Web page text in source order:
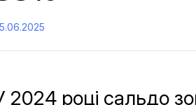
2024 році сальдо